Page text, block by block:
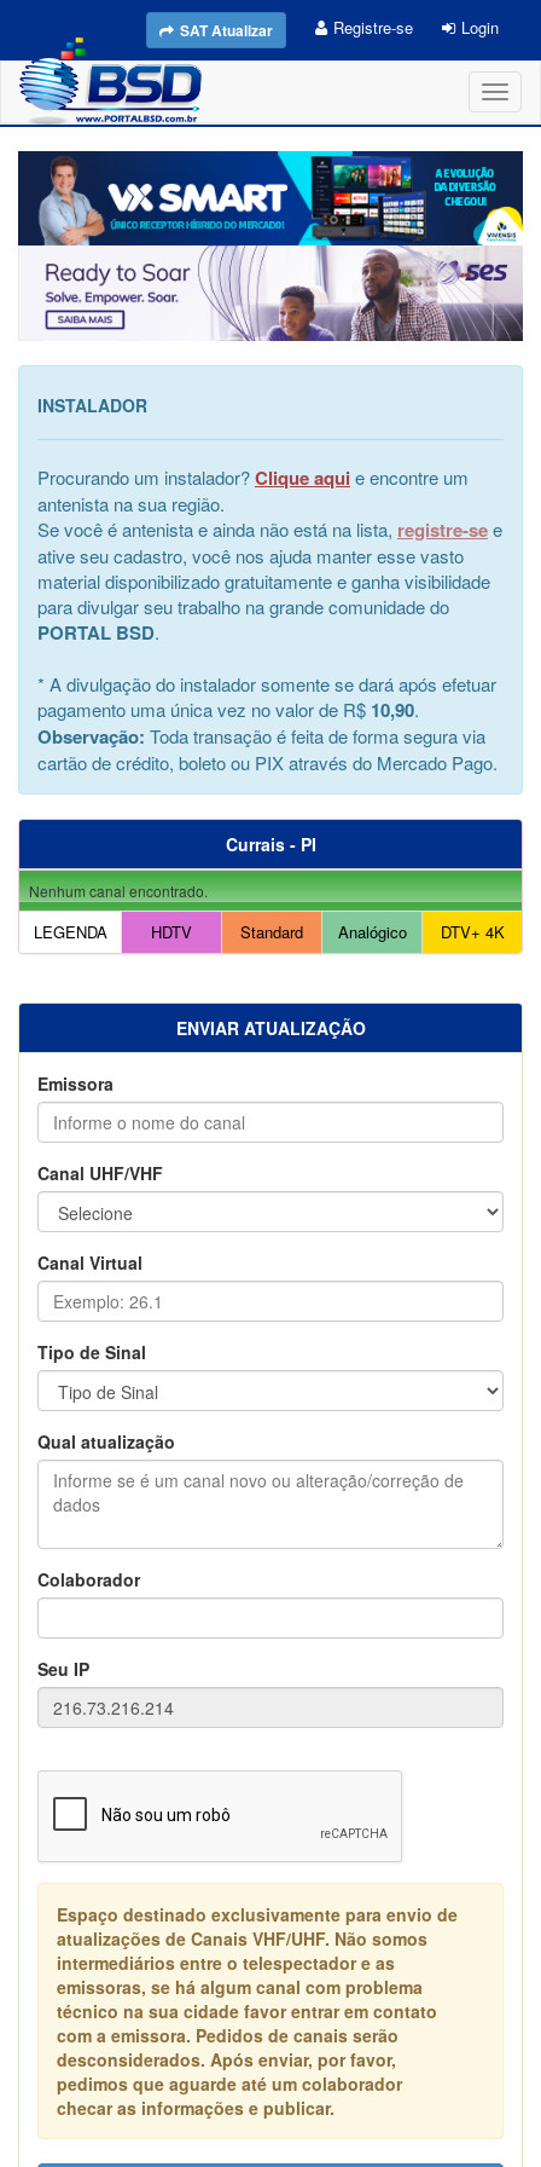
SAT Atualizar Registre-se Login
INSTALADOR
Procurando um instalador?Clique aqui e encontre um
antenista na sua região.
Se você é antenista e ainda não está na lista, registre-see
ative seu cadastro, você nos ajuda manter esse vasto
material disponibilizado gratuitamente e ganha visibilidade
para divulgar seu trabalho na grande comunidade do
PORTAL BSD.
* A divulgação do instalador somente se dará após efetuar
pagamento uma única vez no valor de R$ 10,90.
Observação: Toda transação é feita de forma segura via
cartão de crédito, boleto ou PIX através do Mercado Pago.
Currais - PI
Nenhum canal encontrado.
LEGENDA HDTV Standard Analógico DTV+ 4K
ENVIAR ATUALIZAÇÃO
Emissora
Canal UHF/VHF
Canal Virtual
Tipo de Sinal
Qual atualização
Colaborador
Seu IP
Espaço destinado exclusivamente para envio de
atualizações de Canais VHF/UHF. Não somos
intermediários entre o telespectador e as
emissoras, se há algum canal com problema
técnico na sua cidade favor entrar em contato
com a emissora. Pedidos de canais serão
desconsiderados. Após enviar, por favor,
pedimos que aguarde até um colaborador
checar as informações e publicar.